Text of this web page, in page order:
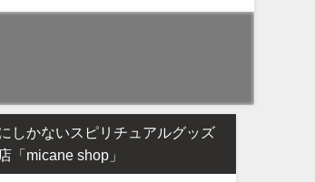
しかないスピリチュアルグッズ
「micane shop」